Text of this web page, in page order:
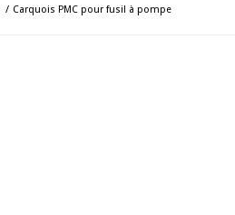
/ Carquois PMC pour fusil à pompe